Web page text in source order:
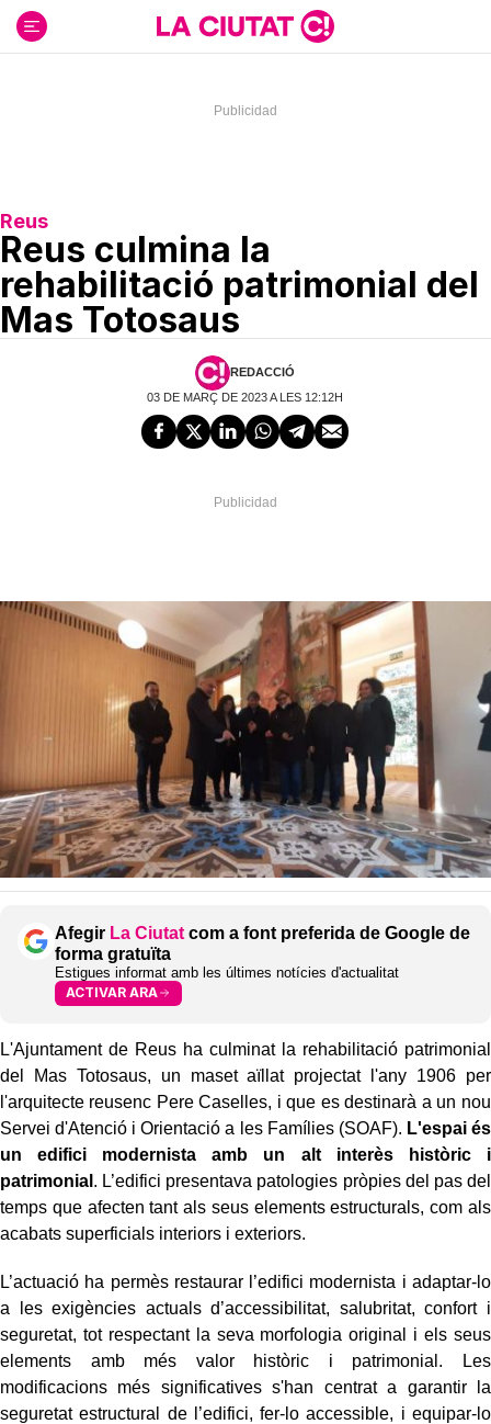
contenido
Reus
Reus culmina la
rehabilitació patrimonial del
Mas Totosaus
REDACCIÓ
03 DE MARÇ DE 2023 A LES 12:12H
Afegir La Ciutat com a font preferida de Google de
forma gratuïta
Estigues informat amb les últimes notícies d'actualitat
ACTIVAR ARA
L'Ajuntament de Reus ha culminat la rehabilitació patrimonial
del Mas Totosaus, un maset aïllat projectat l'any 1906 per
l'arquitecte reusenc Pere Caselles, i que es destinarà a un nou
Servei d'Atenció i Orientació a les Famílies (SOAF). L'espai és
un edifici modernista amb un alt interès històric i
patrimonial . L’edifici presentava patologies pròpies del pas del
temps que afecten tant als seus elements estructurals, com als
acabats superficials interiors i exteriors.
L’actuació ha permès restaurar l’edifici modernista i adaptar-lo
a les exigències actuals d’accessibilitat, salubritat, confort i
seguretat, tot respectant la seva morfologia original i els seus
elements amb més valor històric i patrimonial. Les
modificacions més significatives s'han centrat a garantir la
seguretat estructural de l’edifici, fer-lo accessible, i equipar-lo